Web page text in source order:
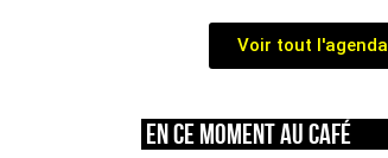
Voir tout l'agenda
En ce moment au café